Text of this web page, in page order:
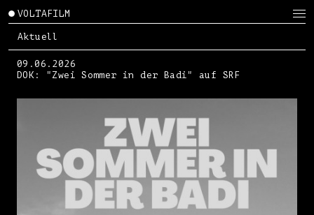
VOLTAFILM
Aktuell
09.06.2026
DOK: "Zwei Sommer in der Badi" auf SRF